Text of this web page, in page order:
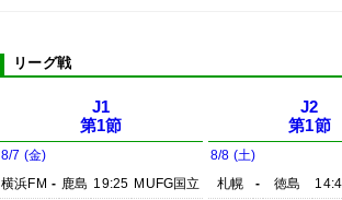
リーグ戦
J1
第1節
8/7 (金)
横浜FM - 鹿島 19:25 MUFG国立
J2
第1節
8/8 (土)
札幌
- 徳島